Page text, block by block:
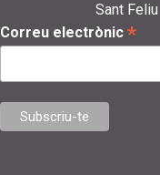
Sant Feliu
Correu electrònic *